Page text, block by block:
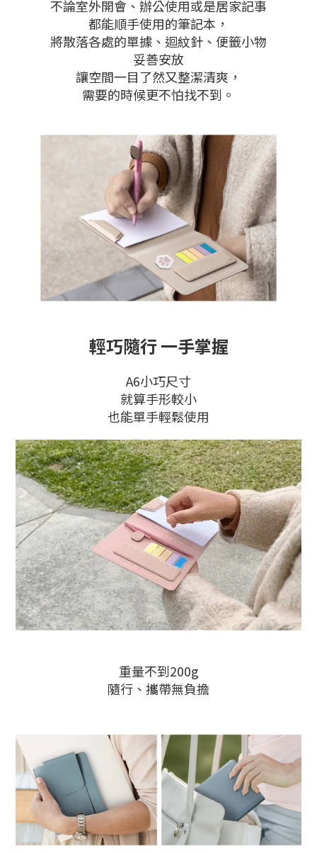
不論室外開會、辦公使用或是居家記事
都能順手使用的筆記本，
將散落各處的單據、迴紋針、便籤小物
妥善安放
讓空間一目了然又整潔清爽，
需要的時候更不怕找不到。
輕巧隨行 一手掌握
A6小巧尺寸
就算手形較小
也能單手輕鬆使用
重量不到200g
隨行、攜帶無負擔